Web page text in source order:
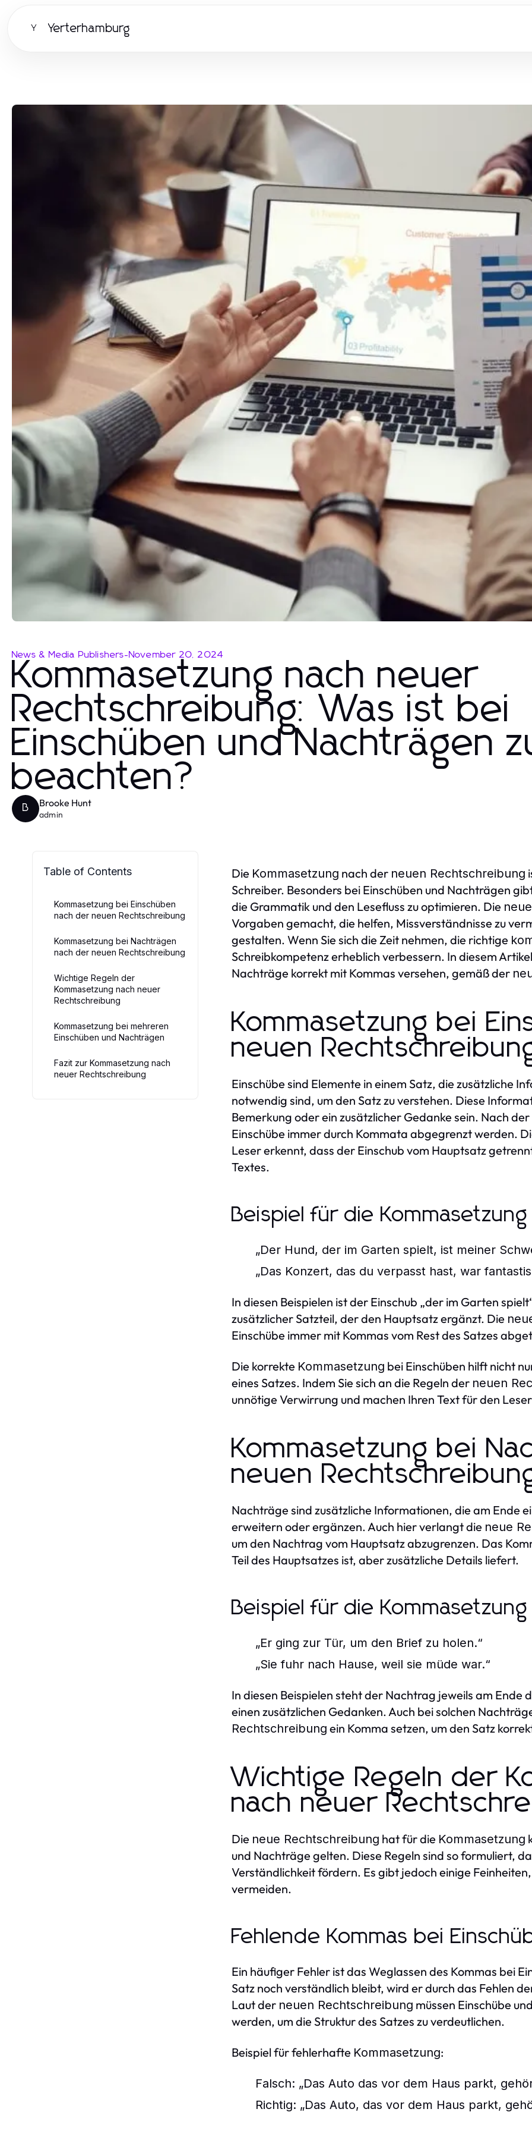
Y Yerterhamburg
News & Media Publishers-November 20, 2024
Kommasetzung nach neuer
Rechtschreibung: Was ist bei
Einschüben und Nachträgen
beachten?
B Brooke Hunt
admin
Table of Contents
Kommasetzung bei Einschüben
nach der neuen Rechtschreibung
Kommasetzung bei Nachträgen
nach der neuen Rechtschreibung
Wichtige Regeln der
Kommasetzung nach neuer
Rechtschreibung
Kommasetzung bei mehreren
Einschüben und Nachträgen
Fazit zur Kommasetzung nach
neuer Rechtschreibung
Die Kommasetzung nach der neuen Rechtschreibung
Schreiber. Besonders bei Einschüben und Nachträgen
die Grammatik und den Lesefluss zu optimieren. Die
Vorgaben gemacht, die helfen, Missverständnisse zu
gestalten. Wenn Sie sich die Zeit nehmen, die richtige
Schreibkompetenz erheblich verbessern. In diesem
Nachträge korrekt mit Kommas versehen, gemäß der
Kommasetzung bei
neuen
Einschübe sind Elemente in einem Satz, die zusätzliche
notwendig sind, um den Satz zu verstehen. Diese
Bemerkung oder ein zusätzlicher Gedanke sein. Nach der
Einschübe immer durch Kommata abgegrenzt werden.
Leser erkennt, dass der Einschub vom Hauptsatz
Textes.
Beispiel für die
„Der Hund, der im Garten spielt, ist meiner
„Das Konzert, das du verpasst hast, war
In diesen Beispielen ist der Einschub „der im Garten
zusätzlicher Satzteil, der den Hauptsatz ergänzt. Die
Einschübe immer mit Kommas vom Rest des Satzes
Die korrekte Kommasetzung bei Einschüben hilft nicht
eines Satzes. Indem Sie sich an die Regeln der neuen
unnötige Verwirrung und machen Ihren Text für den
Kommasetzung bei
neuen
Nachträge sind zusätzliche Informationen, die am Ende
erweitern oder ergänzen. Auch hier verlangt die neue
um den Nachtrag vom Hauptsatz abzugrenzen. Das
Teil des Hauptsatzes ist, aber zusätzliche Details liefert.
Beispiel für die
„Er ging zur Tür, um den Brief zu holen.“
„Sie fuhr nach Hause, weil sie müde war.“
In diesen Beispielen steht der Nachtrag jeweils am Ende
einen zusätzlichen Gedanken. Auch bei solchen
Rechtschreibung ein Komma setzen, um den Satz
Wichtige Regeln der
nach neuer
Die neue Rechtschreibung hat für die Kommasetzung
und Nachträge gelten. Diese Regeln sind so formuliert,
Verständlichkeit fördern. Es gibt jedoch einige
vermeiden.
Fehlende Kommas bei
Ein häufiger Fehler ist das Weglassen des Kommas bei
Satz noch verständlich bleibt, wird er durch das Fehlen
Laut der neuen Rechtschreibung müssen Einschübe
werden, um die Struktur des Satzes zu verdeutlichen.
Beispiel für fehlerhafte Kommasetzung:
Falsch: „Das Auto das vor dem Haus parkt,
Richtig: „Das Auto, das vor dem Haus parkt,